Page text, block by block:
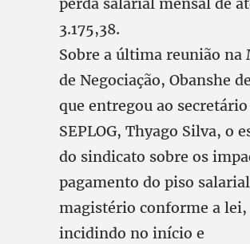
3.175,38.
Sobre a última reunião na
de Negociação, Obanshe
que entregou ao secretário
SEPLOG, Thyago Silva, o
do sindicato sobre os
pagamento do piso
magistério conforme a lei,
incidindo no início e